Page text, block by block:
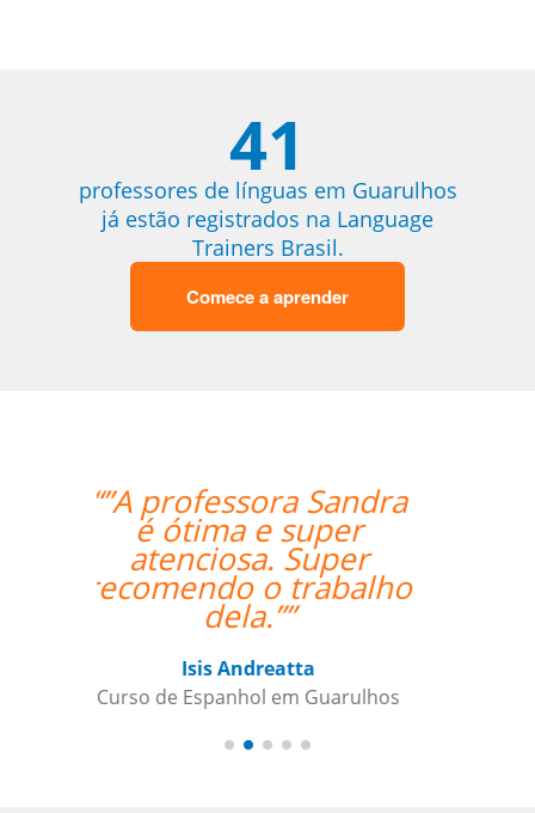
41
professores de línguas em Guarulhos
já estão registrados na Language
Trainers Brasil.
Comece a aprender
“” Destaco o trabalho
do Professor Enrico,
que sempre foi
extremamente
pontual.””
Reginaldo Pontirolli
Curso de Italiano em Guarulhos,
Force Base, São Paulo (Força Aérea